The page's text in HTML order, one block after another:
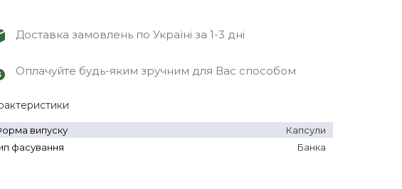
Доставка замовлень по Україні за 1-3 дні
Оплачуйте будь-яким зручним для Вас способом
випуску
Капсули
фасування
Банка